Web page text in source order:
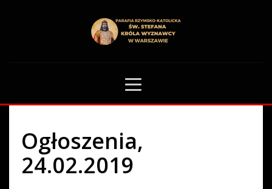
OGŁOSZENIA PARAFIALNE OGŁOSZENIA, 24.02.2019
Ogłoszenia,
24.02.2019